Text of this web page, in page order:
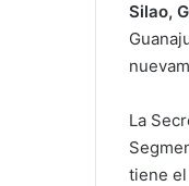
Silao,
La
tiene